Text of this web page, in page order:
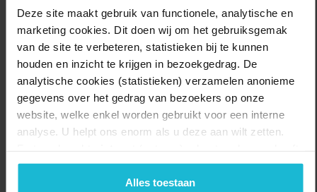
Deze site maakt gebruik van functionele, analytische en
marketing cookies. Dit doen wij om het gebruiksgemak
van de site te verbeteren, statistieken bij te kunnen
houden en inzicht te krijgen in bezoekgedrag. De
analytische cookies (statistieken) verzamelen anonieme
gegevens over het gedrag van bezoekers op onze
website, welke enkel worden gebruikt voor een interne
analyse. U helpt ons enorm als u deze aan wilt zetten.
geen commerciële doelstelling. U kunt deze cookies via
de knoppen accepteren, beheren of weigeren.
Alles toestaan